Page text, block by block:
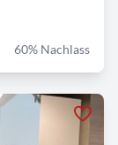
60% Nachlass